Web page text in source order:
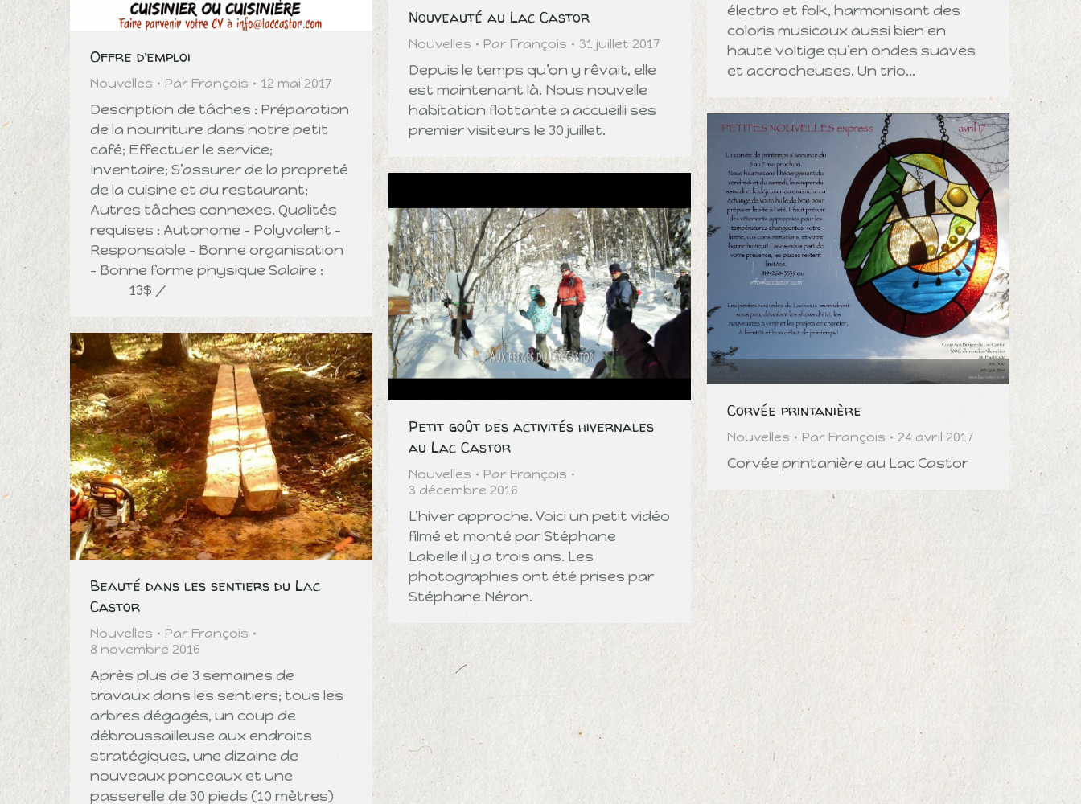
électro et folk, harmonisant des
coloris musicaux aussi bien en
haute voltige qu’en ondes suaves
et accrocheuses. Un trio…
Nouveauté au Lac Castor
Nouvelles Par François 31 juillet 2017
Depuis le temps qu’on y rêvait, elle
est maintenant là. Nous nouvelle
habitation flottante a accueilli ses
premier visiteurs le 30 juillet.
Offre d’emploi
Nouvelles Par François 12 mai 2017
Description de tâches : Préparation
de la nourriture dans notre petit
café; Effectuer le service;
Inventaire; S’assurer de la propreté
de la cuisine et du restaurant;
Autres tâches connexes. Qualités
requises : Autonome – Polyvalent –
Responsable – Bonne organisation
– Bonne forme physique Salaire :
13$ /
Corvée printanière
Nouvelles Par François 24 avril 2017
Corvée printanière au Lac Castor
Petit goût des activités hivernales
au Lac Castor
Nouvelles Par François
3 décembre 2016
L’hiver approche. Voici un petit vidéo
filmé et monté par Stéphane
Labelle il y a trois ans. Les
photographies ont été prises par
Stéphane Néron.
Beauté dans les sentiers du Lac
Castor
Nouvelles Par François
8 novembre 2016
Après plus de 3 semaines de
travaux dans les sentiers; tous les
arbres dégagés, un coup de
débroussailleuse aux endroits
stratégiques, une dizaine de
nouveaux ponceaux et une
passerelle de 30 pieds (10 mètres)